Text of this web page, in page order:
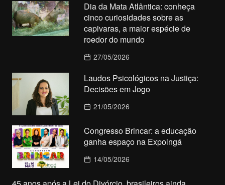
Dia da Mata Atlântica: conheça
cinco curiosidades sobre as
capivaras, a maior espécie de
roedor do mundo
27/05/2026
Laudos Psicológicos na Justiça:
Decisões em Jogo
21/05/2026
Congresso Brincar: a educação
ganha espaço na Expoingá
14/05/2026